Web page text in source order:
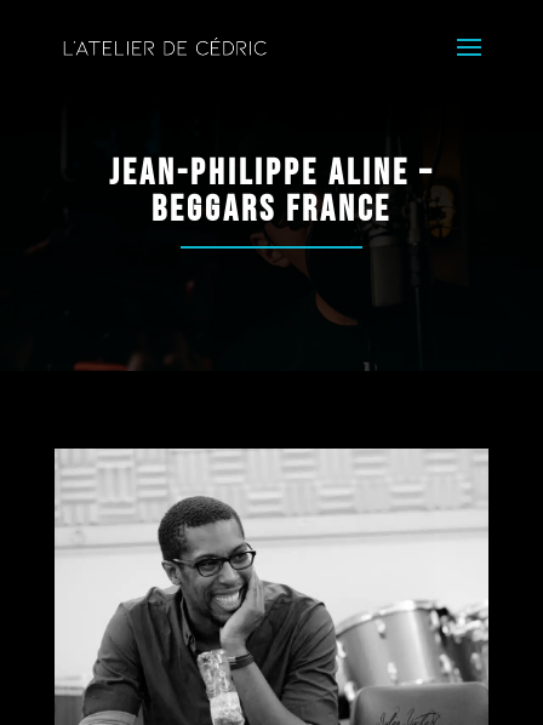
Jean-Philippe Aline –
Beggars France